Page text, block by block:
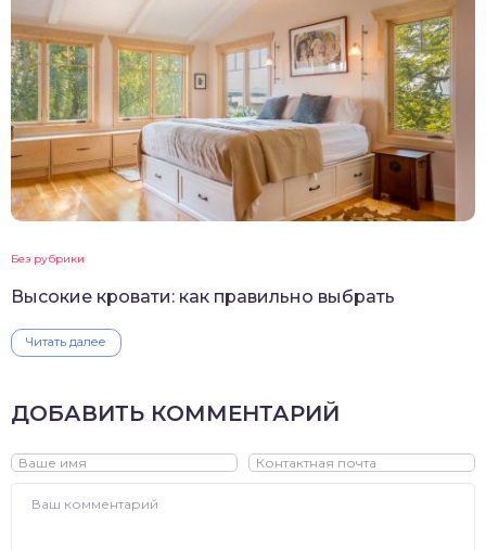
Без рубрики
Высокие кровати: как правильно выбрать
Читать далее
ДОБАВИТЬ КОММЕНТАРИЙ